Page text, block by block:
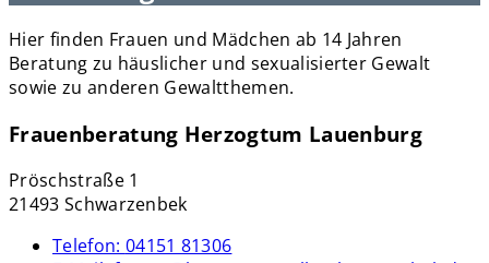
Hier finden Frauen und Mädchen ab 14 Jahren
Beratung zu häuslicher und sexualisierter Gewalt
sowie zu anderen Gewaltthemen.
Frauenberatung Herzogtum Lauenburg
Pröschstraße 1
21493 Schwarzenbek
Telefon: 04151 81306